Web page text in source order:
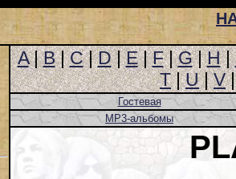
A|B|C|D|E|F|G|H|
T|U|V
Гостевая
MP3-альбомы